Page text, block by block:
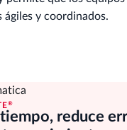
ágiles y coordinados.
®
reduce